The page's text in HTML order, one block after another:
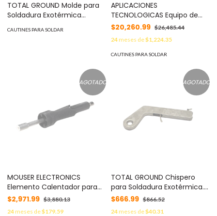
TOTAL GROUND Molde para
Soldadura Exotérmica
2 Awg. MOD: TG-M235
CAUTINES PARA SOLDAR
APLICACIONES
TECNOLOGICAS Equipo de
Encendido Electrónico de
Seguridad APLIWELD®-E. MOD:
AT-100-N
$20,260.99 $26,485.44
24meses de$1,224.35
CAUTINES PARA SOLDAR
AGOTADO
MOUSER ELECTRONICS
Elemento Calentador para
Cautín PS-900 y Soldar en
Ambiente RoHS MOD: PS-CA3
$2,971.99 $3,880.13
24meses de$179.59
AGOTADO
TOTAL GROUND Chispero
para Soldadura Exotérmica.
MOD: TG-CHISPERO
$666.99 $866.52
24meses de$40.31